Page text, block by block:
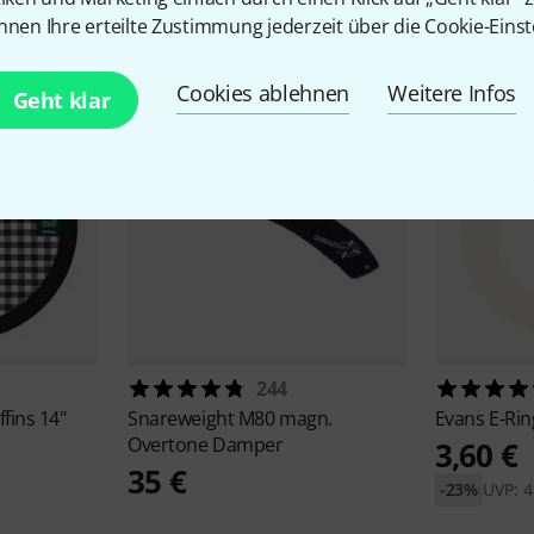
Ihre erteilte Zustimmung jederzeit über die Cookie-
Geht klar Cookies ablehnen Weitere Infos
14"
244
Snareweight M80 magn.
Overtone Damper
35 €
Evans E-
3,60 €
UVP:
-23%